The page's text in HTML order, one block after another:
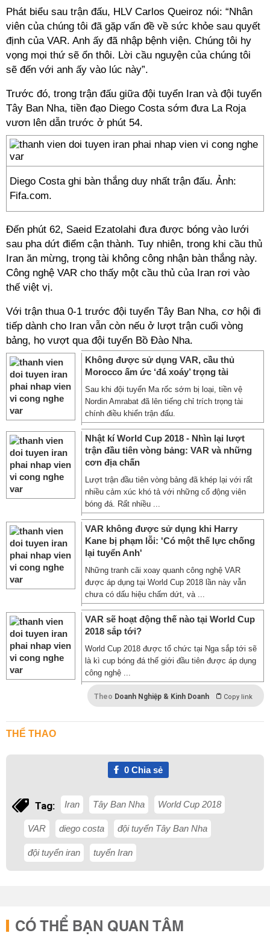
Phát biểu sau trận đấu, HLV Carlos Queiroz nói: “Nhân
viên của chúng tôi đã gặp vấn đề về sức khỏe sau quyết
định của VAR. Anh ấy đã nhập bệnh viện. Chúng tôi hy
vọng mọi thứ sẽ ổn thôi. Lời cầu nguyện của chúng tôi
sẽ đến với anh ấy vào lúc này”.
Trước đó, trong trận đấu giữa đội tuyển Iran và đội tuyển
Tây Ban Nha, tiền đạo Diego Costa sớm đưa La Roja
vươn lên dẫn trước ở phút 54.
Diego Costa ghi bàn thắng duy nhất trận đấu. Ảnh:
Fifa.com.
Đến phút 62, Saeid Ezatolahi đưa được bóng vào lưới
sau pha dứt điểm cận thành. Tuy nhiên, trong khi cầu thủ
Iran ăn mừng, trọng tài không công nhận bàn thắng này.
Công nghệ VAR cho thấy một cầu thủ của Iran rơi vào
thế việt vị.
Với trận thua 0-1 trước đội tuyển Tây Ban Nha, cơ hội đi
tiếp dành cho Iran vẫn còn nếu ở lượt trận cuối vòng
bảng, họ vượt qua đội tuyển Bồ Đào Nha.
Không được sử dụng VAR, cầu thủ
Morocco ấm ức ‘đá xoáy’ trọng tài
Sau khi đội tuyển Ma rốc sớm bị loại, tiền vệ
Nordin Amrabat đã lên tiếng chỉ trích trọng tài
chính điều khiển trận đấu.
Nhật kí World Cup 2018 - Nhìn lại lượt
trận đầu tiên vòng bảng: VAR và những
cơn địa chấn
Lượt trận đầu tiên vòng bảng đã khép lại với rất
nhiều cảm xúc khó tả với những cổ động viên
bóng đá. Rất nhiều ...
VAR không được sử dụng khi Harry
Kane bị phạm lỗi: 'Có một thế lực chống
lại tuyển Anh'
Những tranh cãi xoay quanh công nghệ VAR
được áp dụng tại World Cup 2018 lần này vẫn
chưa có dấu hiệu chấm dứt, và ...
VAR sẽ hoạt động thế nào tại World Cup
2018 sắp tới?
World Cup 2018 được tổ chức tại Nga sắp tới sẽ
là kì cup bóng đá thế giới đầu tiên được áp dụng
công nghệ ...
Theo Doanh Nghiệp & Kinh Doanh Copy link
THỂ THAO
0Chia sẻ
Tag: Iran Tây Ban Nha World Cup 2018
VAR diego costa đội tuyển Tây Ban Nha
đội tuyển iran tuyển Iran
CÓ THỂ BẠN QUAN TÂM